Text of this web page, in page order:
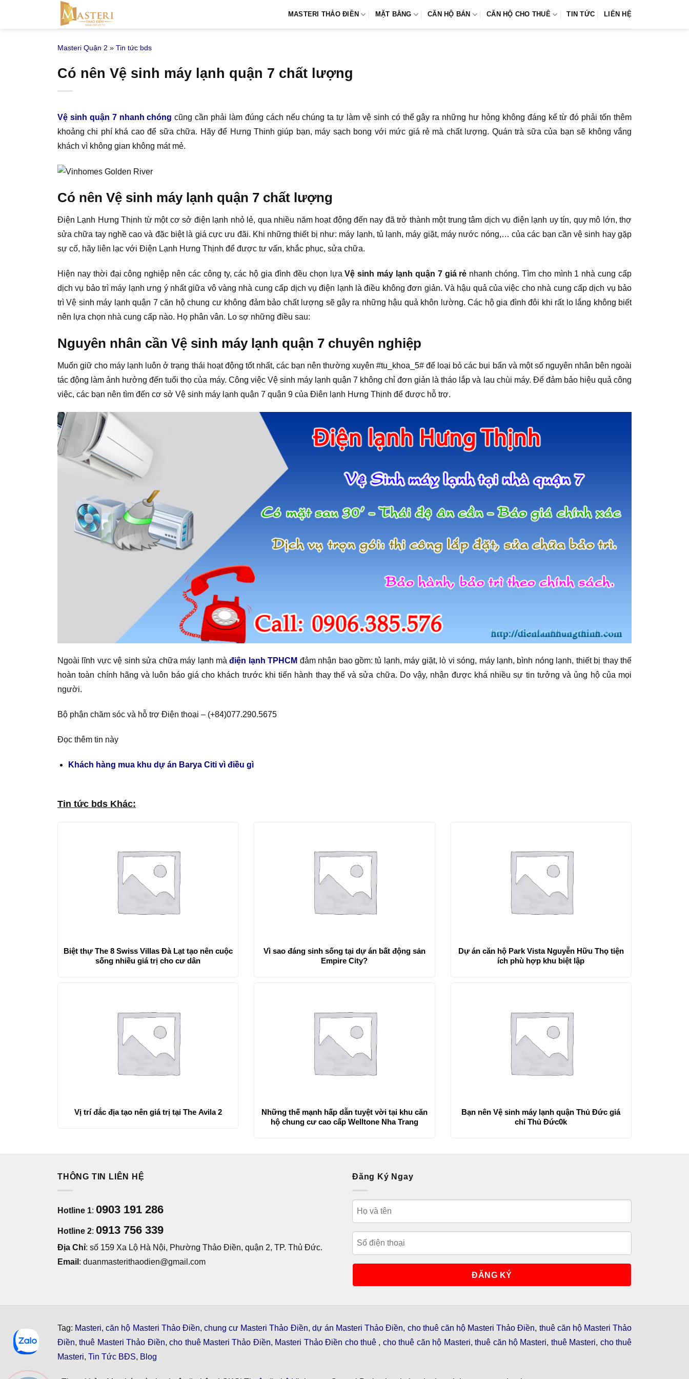
MASTERI THẢO ĐIỀN MẶT BẰNG CĂN HỘ BÁN CĂN HỘ CHO THUÊ TIN TỨC LIÊN HỆ
Masteri Quận 2 » Tin tức bds
Có nên Vệ sinh máy lạnh quận 7 chất lượng
Vệ sinh quận 7 nhanh chóng cũng cần phải làm đúng cách nếu chúng ta tự làm vệ sinh có thể gây ra những hư hỏng không đáng kể từ đó phải tốn thêm
khoảng chi phí khá cao để sữa chữa. Hãy để Hưng Thinh giúp bạn, máy sạch bong với mức giá rẻ mà chất lượng. Quán trà sữa của bạn sẽ không vắng
khách vì không gian không mát mẻ.
Có nên Vệ sinh máy lạnh quận 7 chất lượng
Điện Lạnh Hưng Thịnh từ một cơ sở điện lạnh nhỏ lẻ, qua nhiều năm hoạt động đến nay đã trở thành một trung tâm dịch vụ điện lạnh uy tín, quy mô lớn, thợ
sửa chữa tay nghề cao và đặc biệt là giá cực ưu đãi. Khi những thiết bị như: máy lạnh, tủ lạnh, máy giặt, máy nước nóng,… của các bạn cần vệ sinh hay gặp
sự cố, hãy liên lạc với Điện Lạnh Hưng Thịnh để được tư vấn, khắc phục, sửa chữa.
Hiện nay thời đại công nghiệp nên các công ty, các hộ gia đình đều chọn lựaVệ sinh máy lạnh quận 7 giá rẻ nhanh chóng. Tìm cho mình 1 nhà cung cấp
dịch vụ bảo trì máy lạnh ưng ý nhất giữa vô vàng nhà cung cấp dịch vụ điện lạnh là điều không đơn giản. Và hậu quả của việc cho nhà cung cấp dịch vụ bảo
trì Vệ sinh máy lạnh quận 7 căn hộ chung cư không đảm bảo chất lượng sẽ gây ra những hậu quả khôn lường. Các hộ gia đình đôi khi rất lo lắng không biết
nên lựa chọn nhà cung cấp nào. Họ phân vân. Lo sợ những điều sau:
Nguyên nhân cần Vệ sinh máy lạnh quận 7 chuyên nghiệp
Muốn giữ cho máy lạnh luôn ở trạng thái hoạt động tốt nhất, các bạn nên thường xuyên #tu_khoa_5# để loại bỏ các bụi bẩn và một số nguyên nhân bên ngoài
tác động làm ảnh hưởng đến tuổi thọ của máy. Công việc Vệ sinh máy lạnh quận 7 không chỉ đơn giản là tháo lắp và lau chùi máy. Để đảm bảo hiệu quả công
việc, các bạn nên tìm đến cơ sở Vệ sinh máy lạnh quận 7 quận 9 của Điên lạnh Hưng Thịnh để được hỗ trợ.
Ngoài lĩnh vực vệ sinh sửa chữa máy lạnh màđiện lạnh TPHCM đảm nhận bao gồm: tủ lạnh, máy giặt, lò vi sóng, máy lạnh, bình nóng lạnh, thiết bị thay thế
hoàn toàn chính hãng và luôn báo giá cho khách trước khi tiến hành thay thế và sửa chữa. Do vậy, nhận được khá nhiều sự tin tưởng và ủng hộ của mọi
người.
Bộ phận chăm sóc và hỗ trợ Điện thoại – (+84)077.290.5675
Đọc thêm tin này
Khách hàng mua khu dự án Barya Citi vì điều gì
Tin tức bds Khác:
Biệt thự The 8 Swiss Villas Đà Lạt tạo nên cuộc
sống nhiều giá trị cho cư dân
Vì sao đáng sinh sống tại dự án bất động sản
Empire City?
Dự án căn hộ Park Vista Nguyễn Hữu Thọ tiện
ích phù hợp khu biệt lập
Vị trí đắc địa tạo nên giá trị tại The Avila 2
Những thế mạnh hấp dẫn tuyệt vời tại khu căn
hộ chung cư cao cấp Welltone Nha Trang
Bạn nên Vệ sinh máy lạnh quận Thủ Đức giá
chỉ Thủ Đức0k
THÔNG TIN LIÊN HỆ
Hotline 1: 0903 191 286
Hotline 2: 0913 756 339
Địa Chỉ: số 159 Xa Lộ Hà Nội, Phường Thảo Điền, quận 2, TP. Thủ Đức.
Email : duanmasterithaodien@gmail.com
Đăng Ký Ngay
Tag: Masteri,căn hộ Masteri Thảo Điền,chung cư Masteri Thảo Điền, dự án Masteri Thảo Điền, cho thuê căn hộ Masteri Thảo Điền, thuê căn hộ Masteri Thảo
Điền,thuê Masteri Thảo Điền,cho thuê Masteri Thảo Điền, Masteri Thảo Điền cho thuê , cho thuê căn hộ Masteri,thuê căn hộ Masteri, thuê Masteri, cho thuê
Masteri, Tin Tức BĐS, Blog